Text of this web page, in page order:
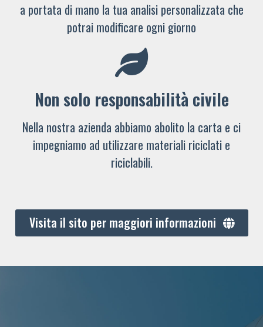
a portata di mano la tua analisi personalizzata che
potrai modificare ogni giorno
Non solo responsabilità civile
Nella nostra azienda abbiamo abolito la carta e ci
impegniamo ad utilizzare materiali riciclati e
riciclabili.
Visita il sito per maggiori informazioni